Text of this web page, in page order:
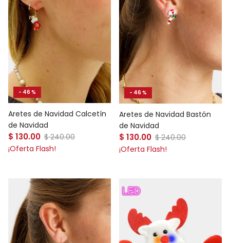
- 46 %
Aretes de Navidad Calcetín
de Navidad
Precio de venta
$ 130.00 Precio normal
$ 240.00
¡Oferta Flash!
- 46 %
Aretes de Navidad Bastón
de Navidad
Precio de venta
$ 130.00 Precio normal
$ 240.00
¡Oferta Flash!